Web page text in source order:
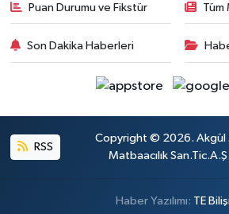
Puan Durumu ve Fikstür Tüm
Son Dakika Haberleri
RSS
Copyright © 2026. Akgül
Matbaacılık
Haber Yazılımı: TE